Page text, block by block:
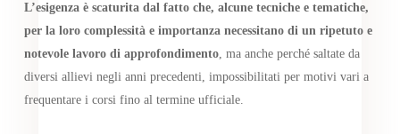
L’esigenza è scaturita dal fatto che, alcune tecniche e tematiche,
per la loro complessità e importanza necessitano di un ripetuto e
notevole lavoro di approfondimento, ma anche perché saltate da
diversi allievi negli anni precedenti, impossibilitati per motivi vari a
frequentare i corsi fino al termine ufficiale.